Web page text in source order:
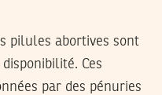
pilules abortives sont
Ces
par des pénuries